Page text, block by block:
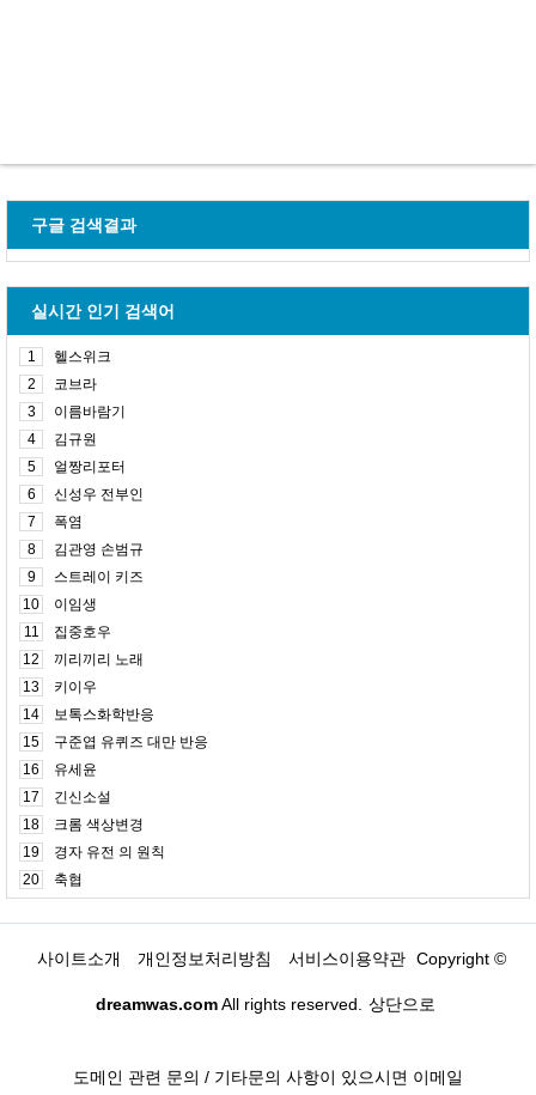
구글 검색결과
실시간 인기 검색어
1
헬스위크
2
코브라
3
이름바람기
4
김규원
5
얼짱리포터
6
신성우 전부인
7
폭염
8
김관영 손범규
9
스트레이 키즈
10
이임생
11
집중호우
12
끼리끼리 노래
13
키이우
14
보톡스화학반응
15
구준엽 유퀴즈 대만 반응
16
유세윤
17
긴신소설
18
크롬 색상변경
19
경자 유전 의 원칙
20
축협
사이트소개 개인정보처리방침 서비스이용약관 Copyright ©
dreamwas.comAll rights reserved. 상단으로
도메인 관련 문의 / 기타문의 사항이 있으시면 이메일